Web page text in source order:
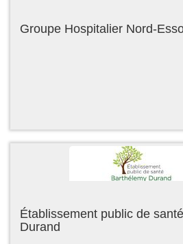
Groupe Hospitalier Nord-
Établissement public de
Durand